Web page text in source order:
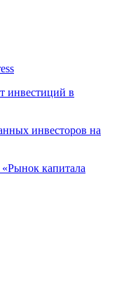
инвестиций в
инвесторов на
капитала